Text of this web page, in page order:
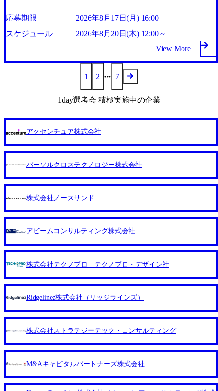
26007_1200x554.webp https://storage.googleapis.com/our-vision-pr
oduction.appspot.com/public/images/20250502152751_46c65543-8
7ef-4e86-a85a-8649e1c532f9_956x512.webp https://storage.google
apis.com/our-vision-production.appspot.com/public/images/2025050
2152804_ba6aaa1a-9ffc-4f2a-9b40-06fff8ee19af_961x517.webp htt
ps://storage.googleapis.com/our-vision-production.appspot.com/publ
ic/images/20250502152831_721b100c-62c9-4258-aa0e-971828981
15f_960x510.webp シンプレクス社は、FinTech領域に強みを
持つITコンサルティング会社で、NRI、NTTDATAと同じく
世界のFinTech RankingsTop 100企業にも選出されている。IT
コンサルティング、開発、運用保守と言った全工程を行う
「一気通貫体制」が特長 ビジネスへの深い理解を持つコン
サルタントが集うXspearと、最先端テクノロジーに深い知見
を持つシンプレクス社またはグループ会社との協力体制を築
いている Xspear社はあくまでもコンサルティングファーム
ogleapis.com/our-vision-production.appspot.com/public/images/202
40925204111_caa94e4b-6aae-45a6-a0ce-b98154c816a2_1153x543.
webp メンバー情報 (https://www.xspear.co.jp/member/)一部抜粋
- 伊勢山 昇吾氏: ベイカレントにてIT戦略立案から実装支援
業務改革等の幅広いプロジェクトに従事 - 鈴木健仁氏：新卒
でベイカレントに入社し最年少ディレクターを経てXspearに
参画 - 梶田 威人氏：BCG出身。金融業界における戦略策
定、DX戦略立案、人事組織テーマに強みを持ち、メディ
業立案を得意とする。 - 藏満 一馬氏：アクセンチュア出
身。金融業界を中心に、DX戦略策定、新規事業立案、組織
変革、規制対応等の幅広いプロジェクトを主導する。 - 天野
善仁氏：19卒PwC出身。Xspear最年少シニアマネージャー
ews/) 戦略だけのコンサルは終わり──コンサル業界の風雲児
に聞く。“これから”のコンサルの在り方 (https://www.business
るぼし認定を取得 (https://www.agara.co.jp/article/382811) シン
プレクスとXspear Consultingが、東京都港区の行政手続き10
0%デジタル化を支援 (https://www.afpbb.com/articles/-/3520247)
【未経験者】 ・年収UPでのオファー ・ワンプールで様々な
成⻑を遂げている。 現在コンサルティングファームでは外
資も含めて売上高TOP10にランクインしている。 主力事業
はITコンサルティング。幅広い業界の大企業を中心に、IT戦
略策定等の上流工程から実装・運用定着まで一気通貫で支援
している。 他方、インキュベーション事業を手掛けている
のも同社の特徴であり、 自社で新規事業開発も手掛けつ
つ、複数社への出資～ハンズオン支援も行っている。 (参考)
https://www.dirbato.co.jp/service/incubation.html (https://www.dirba
to.co.jp/service/incubation.html) 大手総合系コンサルティングフ
ァームや、Slerなどから優秀層が多数ジョイン。 https://storag
20240925205344_42693807-c7d5-418f-965b-3a03a5dd5723_1200
x559.webp 楽天グループ、SMBCグループ、NTT、良品計
は大阪万博のプロジェクトをAC、PwCとのコンペに勝ち受
注。 業務システム、ToC向けアプリ、セキュリティ等万博に
u>ワンプール制</u>を取っており、業界の枠に縛られず様々
な案件にチャレンジ可能 専属の営業部隊がおり、<u>営業活
動に工数を割かれることなくデリバリーに注力可能</u> 従
業員満足度を非常に重視しており、意にそぐわないプロジェ
ェクトに異動することが可能。その結果、<u>退職率も10％
程度</u>（他社平均は2～30％程度） 残業時間は<u>平均30
時間程度。</u>バリューが出ていないから残業代をつけさせ
ないといったことはしない DE&Iにおいては女性活用や外国
ンバーの働く環境を整えている SDGsの推進にも積極的で、
プロボノ支援等を行っている 部活動も活発で、多くのクラ
て社員間のネットワーク形成・交流の場となっている <u>教
育・研修プログラムが非常に充実</u>しており、自己成長の
機会も多い DirTuneという社内限定番組があり、新卒紹介、
会社の七不思議紹介等、規模が大きくなっていく中で社員同
として海外展開を見据えている。足元のグローバル案件割合
は10％程度だが、英語が得意でグローバル案件に興味がある
方はアサインされるチャンスも大きい。 代表インタビュー h
応募期限
2026年8月17日(月) 16:00
スケジュール
2026年8月20日(木) 12:00～
View More
1 2 7
1day選考会 積極実施中の企業
アクセンチュア株式会社
パーソルクロステクノロジー株式会社
株式会社ノースサンド
アビームコンサルティング株式会社
株式会社テクノプロ テクノプロ・デザイン社
Ridgelinez株式会社（リッジラインズ）
株式会社ストラテジーテック・コンサルティング
M&Aキャピタルパートナーズ株式会社